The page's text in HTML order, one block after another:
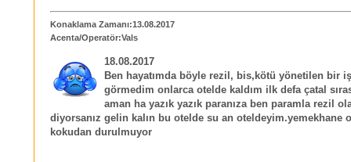
Konaklama Zamanı:13.08.2017
Acenta/Operatör:Vals
18.08.2017
Ben hayatımda böyle rezil, bis,kötü yönetilen bir
görmedim onlarca otelde kaldım ilk defa çatal
aman ha yazık yazık paranıza ben paramla rezil
diyorsanız gelin kalın bu otelde su an oteldeyim.yemekhane
kokudan durulmuyor